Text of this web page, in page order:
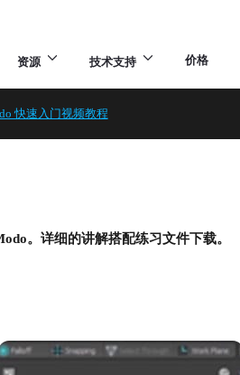
资源 技术支持 价格
快速入门视频教程
。详细的讲解搭配练习文件下载。